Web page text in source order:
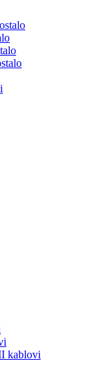
kablovi